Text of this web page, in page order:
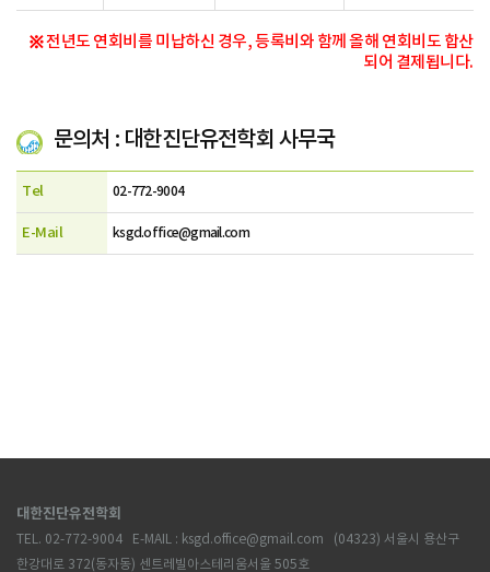
※ 전년도 연회비를 미납하신 경우, 등록비와 함께 올해 연회비도 합산
되어 결제됩니다.
문의처 : 대한진단유전학회 사무국
Tel 02-772-9004
E-Mail ksgd.office@gmail.com
대한진단유전학회
TEL. 02-772-9004 E-MAIL : ksgd.office@gmail.com (04323) 서울시 용산구
한강대로 372(동자동) 센트레빌아스테리움서울 505호